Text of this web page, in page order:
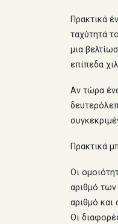
Πρακτικά
ταχύτητά
μια
επίπεδα
Αν τώρα
Πρακτικά
Οι
αριθμό των
αριθμό και
Οι